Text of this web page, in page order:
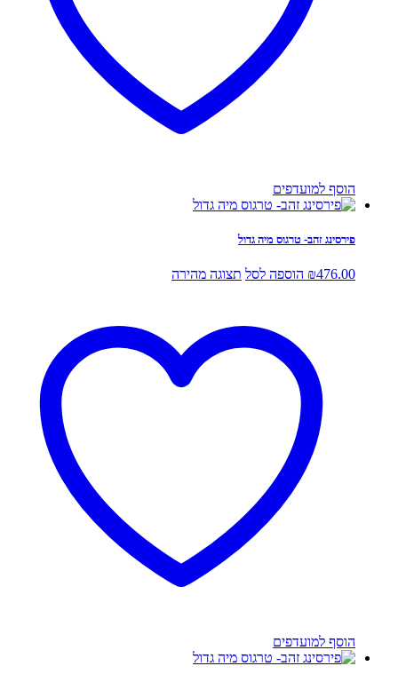
הוסף למועדפים
פירסינג זהב- טרגוס מיה גדול
₪476.00 הוספה לסל תצוגה מהירה
הוסף למועדפים